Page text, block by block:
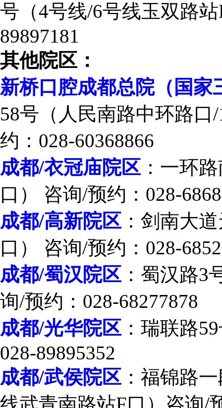
号（4号线/6号线玉双路
89897181
其他院区：
新桥口腔成都总院（国家
58号（人民南路中环路
约：028-60368866
成都/衣冠庙院区 ：一环
口） 咨询/预约：028-
成都/高新院区 ：剑南大
口） 咨询/预约：028-
成都/蜀汉院区 ：蜀汉路3
询/预约：028-68277878
成都/光华院区 ：瑞联路
028-89895352
成都/武侯院区 ：福锦路